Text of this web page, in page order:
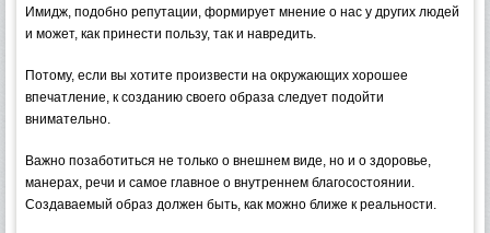
Имидж, подобно репутации, формирует мнение о нас у других людей
и может, как принести пользу, так и навредить.
Потому, если вы хотите произвести на окружающих хорошее
впечатление, к созданию своего образа следует подойти
внимательно.
Важно позаботиться не только о внешнем виде, но и о здоровье,
манерах, речи и самое главное о внутреннем благосостоянии.
Создаваемый образ должен быть, как можно ближе к реальности.